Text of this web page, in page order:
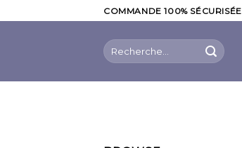
to
COMMANDE 100% SÉCURISÉE
Recherche
pour :